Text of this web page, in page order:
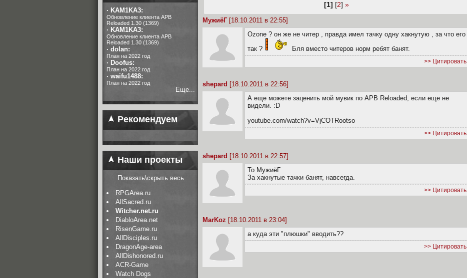
· KAM1KA3:
Обновление клиента APB
Reloaded 1.30 (1369)
· KAM1KA3:
Обновление клиента APB
Reloaded 1.30 (1369)
· dolan:
План на 2022 год
· Doofus:
План на 2022 год
· waifu1488:
План на 2022 год
Еще...
Рекомендуем
Наши проекты
Показать\скрыть весь
RPGArea.ru
AllSacred.ru
Witcher.net.ru
DiabloArea.net
RisenGame.ru
AllDisciples.ru
DragonAge-area
AllDishonored.ru
ACR-Game
Watch Dogs
[1] [2] »
МужиёГ [18.10.2011 в 22:55]
Ozone ? он же не читер , правда имел тачку одну хакнутую , за что его
так ?
Бля вместо читеров норм ребят банят.
>> Цитировать
shepard [18.10.2011 в 22:56]
А еще можете заценить мой мувик по APB Reloaded, если еще не
видели. :D
youtube.com/watch?v=VjCOTRootso
>> Цитировать
shepard [18.10.2011 в 22:57]
To МужиёГ
За хакнутые тачки банят, навсегда.
>> Цитировать
MarKoz [18.10.2011 в 23:04]
а куда эти "плюшки" вводить??
>> Цитировать